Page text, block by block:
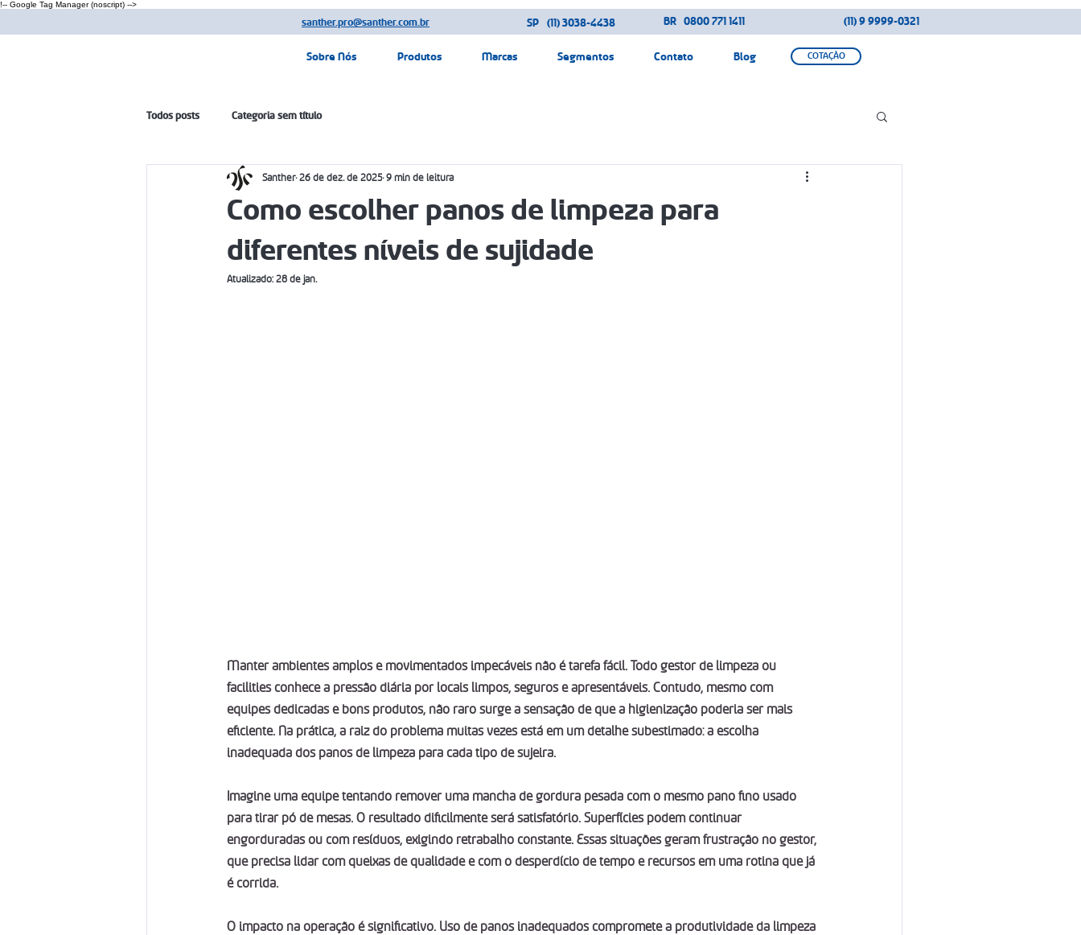
!-- Google Tag Manager (noscript) -->
santher.pro@santher.com.br SP (11) 3038-4438 BR 0800 771 1411 (11) 9 9999-0321
Sobre Nós Produtos Marcas Segmentos Contato Blog COTAÇÃO
Todos posts Categoria sem título
Como escolher panos de limpeza para
diferentes níveis de sujidade
Santher 26 de dez. de 2025 9 min de leitura
Atualizado: 28 de jan.
Manter ambientes amplos e movimentados impecáveis não é tarefa fácil. Todo gestor de limpeza ou
facilities conhece a pressão diária por locais limpos, seguros e apresentáveis. Contudo, mesmo com
equipes dedicadas e bons produtos, não raro surge a sensação de que a higienização poderia ser mais
eficiente. Na prática, a raiz do problema muitas vezes está em um detalhe subestimado: a escolha
inadequada dos panos de limpeza para cada tipo de sujeira.
Imagine uma equipe tentando remover uma mancha de gordura pesada com o mesmo pano fino usado
para tirar pó de mesas. O resultado dificilmente será satisfatório. Superfícies podem continuar
engorduradas ou com resíduos, exigindo retrabalho constante. Essas situações geram frustração no gestor,
que precisa lidar com queixas de qualidade e com o desperdício de tempo e recursos em uma rotina que já
é corrida.
O impacto na operação é significativo. Uso de panos inadequados compromete a produtividade da limpeza